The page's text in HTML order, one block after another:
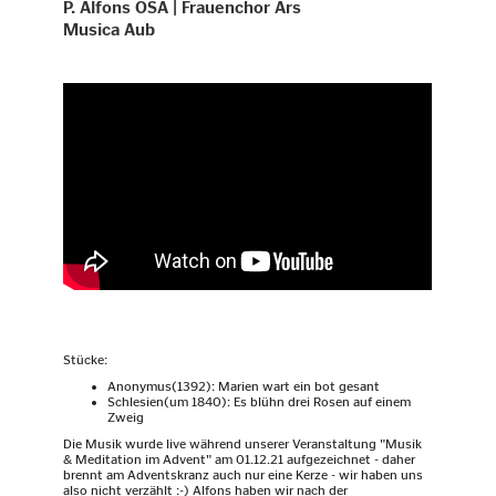
P. Alfons OSA | Frauenchor Ars
Musica Aub
Stücke:
Anonymus(1392): Marien wart ein bot gesant
Schlesien(um 1840): Es blühn drei Rosen auf einem
Zweig
Die Musik wurde live während unserer Veranstaltung "Musik
& Meditation im Advent" am 01.12.21 aufgezeichnet - daher
brennt am Adventskranz auch nur eine Kerze - wir haben uns
also nicht verzählt :-) Alfons haben wir nach der